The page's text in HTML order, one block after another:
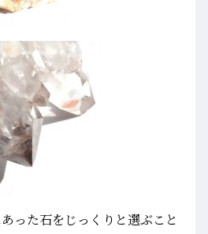
った石をじっくりと選ぶこと